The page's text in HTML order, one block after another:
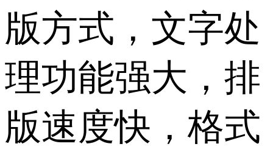
版方式，文字处
理功能强大，排
版速度快，格式